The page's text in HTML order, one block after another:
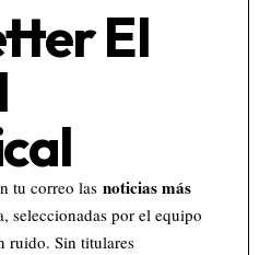
El
tu correo las noticias más
seleccionadas por el equipo
ruido. Sin titulares